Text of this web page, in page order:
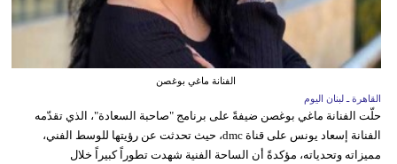
الفنانة ماغي بوغصن
القاهرة ـ لبنان اليوم
حلّت الفنانة ماغي بوغصن ضيفةً على برنامج "صاحبة السعادة"، الذي تقدّمه
الفنانة إسعاد يونس على قناة dmc، حيث تحدثت عن رؤيتها للوسط الفني،
مميزاته وتحدياته، مؤكدةً أن الساحة الفنية شهدت تطوراً كبيراً خلال